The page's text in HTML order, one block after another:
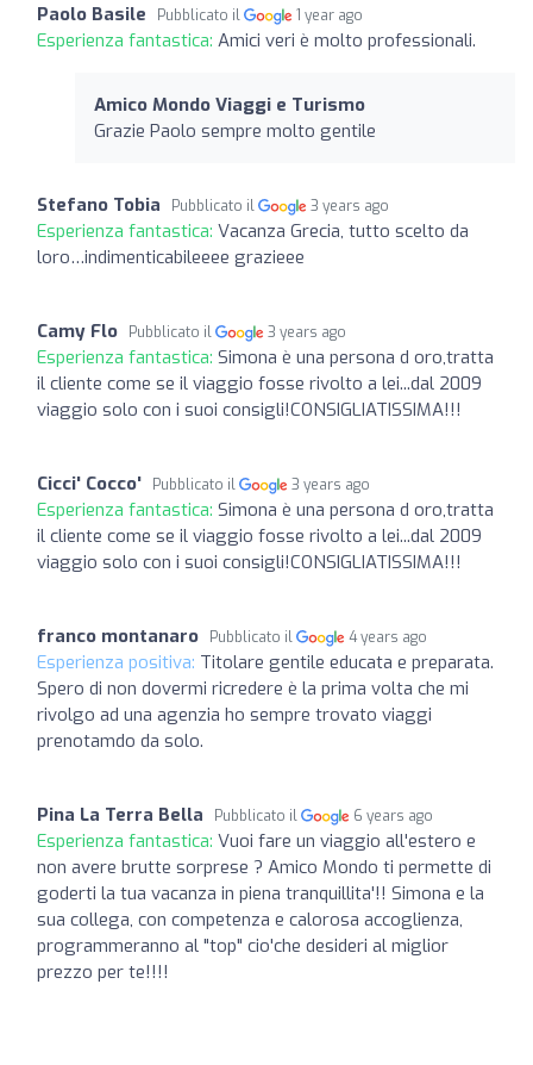
Paolo Basile Pubblicato il 1 year ago
Esperienza fantastica: Amici veri è molto professionali.
Amico Mondo Viaggi e Turismo
Grazie Paolo sempre molto gentile
Stefano Tobia Pubblicato il 3 years ago
Esperienza fantastica: Vacanza Grecia, tutto scelto da
loro…indimenticabileeee grazieee
Camy Flo Pubblicato il 3 years ago
Esperienza fantastica: Simona è una persona d oro,tratta
il cliente come se il viaggio fosse rivolto a lei...dal 2009
viaggio solo con i suoi consigli!CONSIGLIATISSIMA!!!
Cicci' Cocco' Pubblicato il 3 years ago
Esperienza fantastica: Simona è una persona d oro,tratta
il cliente come se il viaggio fosse rivolto a lei...dal 2009
viaggio solo con i suoi consigli!CONSIGLIATISSIMA!!!
franco montanaro Pubblicato il 4 years ago
Esperienza positiva: Titolare gentile educata e preparata.
Spero di non dovermi ricredere è la prima volta che mi
rivolgo ad una agenzia ho sempre trovato viaggi
prenotamdo da solo.
Pina La Terra Bella Pubblicato il 6 years ago
Esperienza fantastica: Vuoi fare un viaggio all'estero e
non avere brutte sorprese ? Amico Mondo ti permette di
goderti la tua vacanza in piena tranquillita'!! Simona e la
sua collega, con competenza e calorosa accoglienza,
programmeranno al "top" cio'che desideri al miglior
prezzo per te!!!!